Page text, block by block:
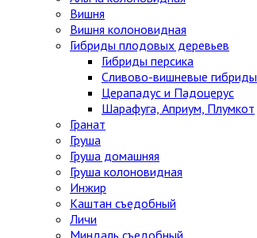
Вишня
Вишня колоновидная
Гибриды плодовых деревьев
Гибриды персика
Сливово-вишневые гибриды
Церападус и Падоцерус
Шарафуга, Априум, Плумкот
Гранат
Груша
Груша домашняя
Груша колоновидная
Инжир
Каштан съедобный
Личи
Миндаль съедобный